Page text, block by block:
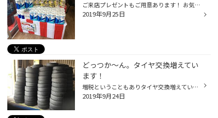
ご来店プレゼントもご用意あります！ お気軽にお問合せ下さい！
2019年9月25日
どっつか～ん。タイヤ交換増えてい
ます！
増税ということもありタイヤ交換増えています！ まだまだ在庫はありますのでお気軽にお問い合わせください！ すべて引退したタイヤたちです・・・。
2019年9月24日